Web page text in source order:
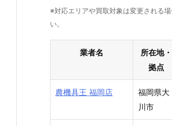
※対応エリアや買取対象は変更される
い。
業者名
所在地・
拠点
農機具王 福岡店
福岡県大
川市